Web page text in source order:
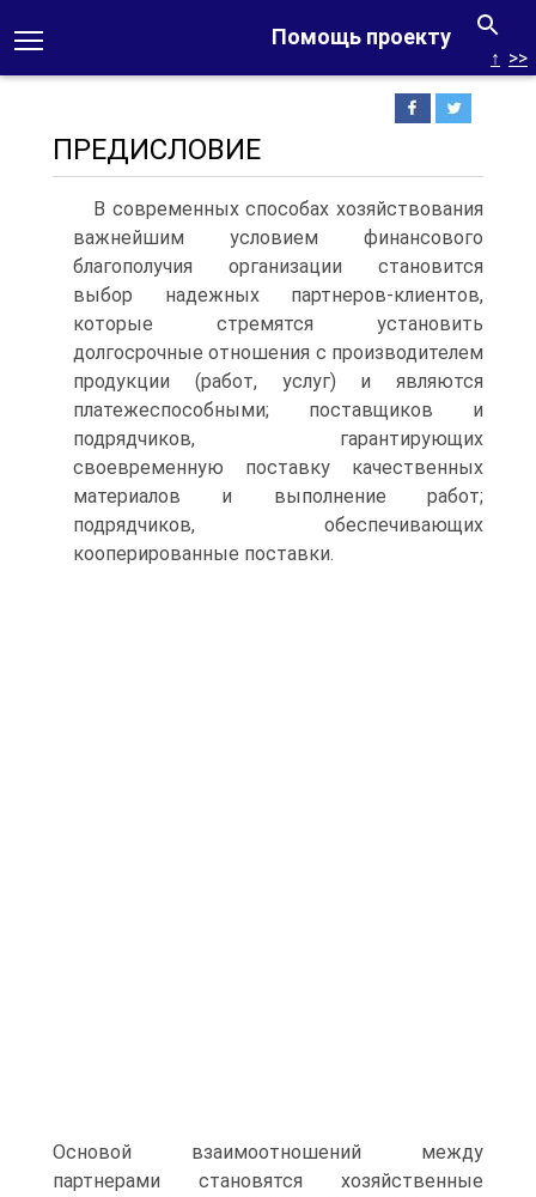
Помощь проекту
↑ >>
ПРЕДИСЛОВИЕ
В современных способах хозяйствования
важнейшим условием финансового
благополучия организации становится
выбор надежных партнеров‑клиентов,
которые стремятся установить
долгосрочные отношения с производителем
продукции (работ, услуг) и являются
платежеспособными; поставщиков и
подрядчиков, гарантирующих
своевременную поставку качественных
материалов и выполнение работ;
подрядчиков, обеспечивающих
кооперированные поставки.
Основой взаимоотношений между
партнерами становятся хозяйственные